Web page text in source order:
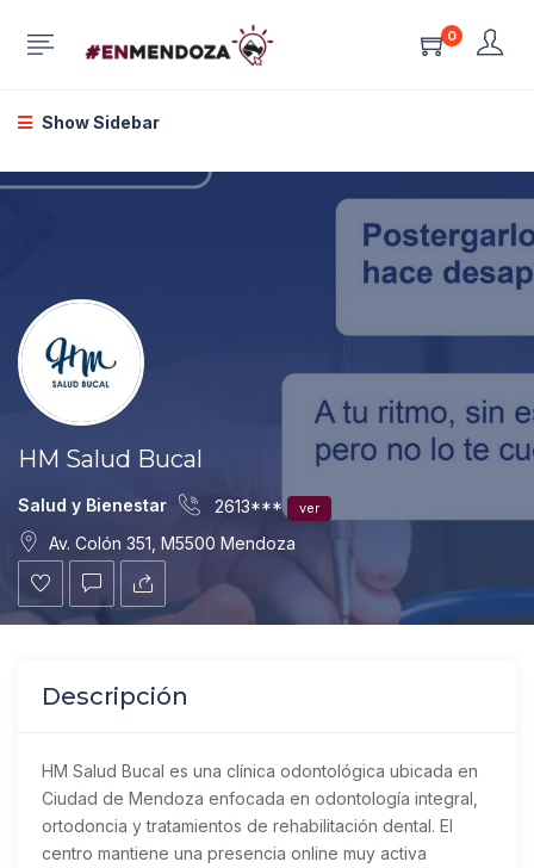
0
Show Sidebar
HM Salud Bucal
Salud y Bienestar 2613*** ver
Av. Colón 351, M5500 Mendoza
Descripción
HM Salud Bucal es una clínica odontológica ubicada en
Ciudad de Mendoza enfocada en odontología integral,
ortodoncia y tratamientos de rehabilitación dental. El
centro mantiene una presencia online muy activa